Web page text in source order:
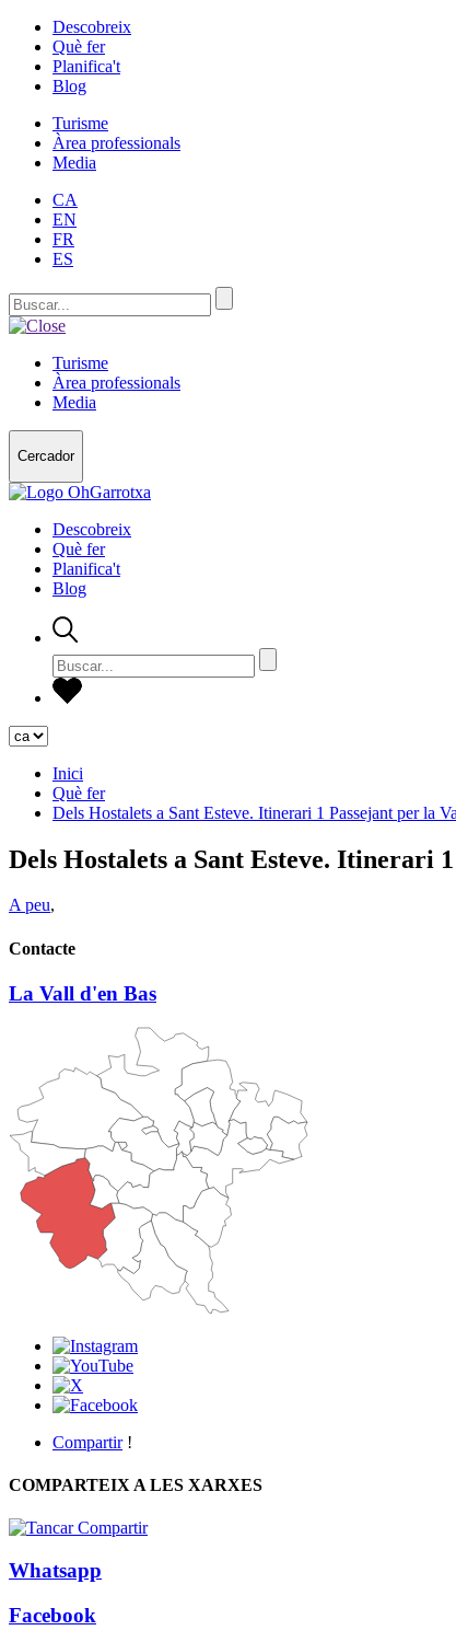
Descobreix
Què fer
Planifica't
Blog
Turisme
Àrea professionals
Media
CA
EN
FR
ES
Turisme
Àrea professionals
Media
Cercador
Descobreix
Què fer
Planifica't
Blog
Inici
Què fer
Dels Hostalets a Sant Esteve. Itinerari 1 Passejant per la
Dels Hostalets a Sant Esteve. Itinerari
A peu,
Contacte
La Vall d'en Bas
Compartir !
COMPARTEIX A LES XARXES
Whatsapp
Facebook